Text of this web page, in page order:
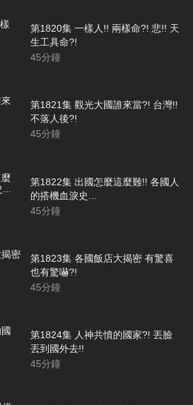
第1820集 一樣人!! 兩樣命?! 悲!! 天
生工具命?!
45分鐘
第1821集 觀光大國誰來當?! 台灣!!
不落人後?!
45分鐘
第1822集 出國怎麼這麼難!! 各國人
的搭機血淚史...
45分鐘
第1823集 各國飯店大揭密 有驚喜
也有驚嚇?!
45分鐘
第1824集 人神共憤的國家?! 丟臉
丟到國外去!!
45分鐘